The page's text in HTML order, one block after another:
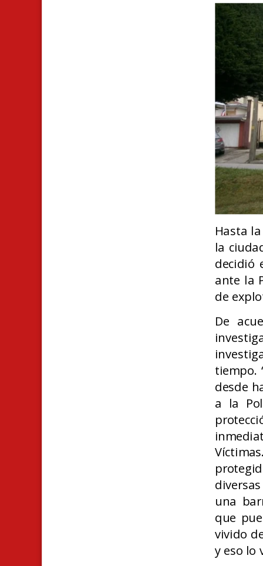
Hasta
la
decidió
ante la
de
De
tiempo.
desde
a la
una
que
vivido
y eso lo